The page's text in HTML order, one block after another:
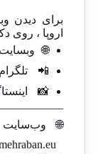
برای دیدن
اروپا ، روی
🌐
📲
📸
🌐
وب‌سایت